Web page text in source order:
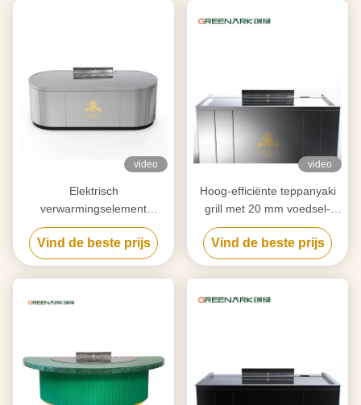
video
Elektrisch
verwarmingselement
teppanyaki grill tafel voor
zuivering op maat van uw
behoeften
Vind de beste prijs
video
Hoog-efficiënte teppanyaki
grill met 20 mm voedsel-
grade legering staal
countertop & slimme
verwarming
Vind de beste prijs